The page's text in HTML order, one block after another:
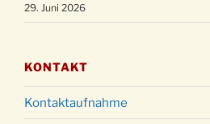
29. Juni 2026
KONTAKT
Kontaktaufnahme